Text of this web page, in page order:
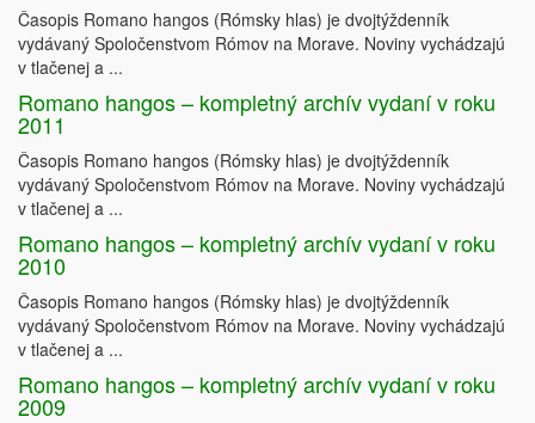
Časopis Romano hangos (Rómsky hlas) je dvojtýždenník
vydávaný Spoločenstvom Rómov na Morave. Noviny vychádzajú
v tlačenej a ...
Romano hangos – kompletný archív vydaní v roku
2011
Časopis Romano hangos (Rómsky hlas) je dvojtýždenník
vydávaný Spoločenstvom Rómov na Morave. Noviny vychádzajú
v tlačenej a ...
Romano hangos – kompletný archív vydaní v roku
2010
Časopis Romano hangos (Rómsky hlas) je dvojtýždenník
vydávaný Spoločenstvom Rómov na Morave. Noviny vychádzajú
v tlačenej a ...
Romano hangos – kompletný archív vydaní v roku
2009